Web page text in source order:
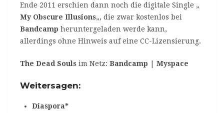
Ende 2011 erschien dann noch die digitale Single „
My Obscure Illusions„, die zwar kostenlos bei
Bandcamp heruntergeladen werde kann,
allerdings ohne Hinweis auf eine CC-Lizensierung.
The Dead Souls im Netz: Bandcamp Myspace
Weitersagen:
Diaspora*